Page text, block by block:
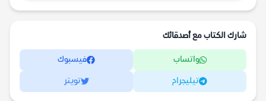
شارك الكتاب مع أصدقائك
واتساب فيسبوك
تيليجرام تويتر